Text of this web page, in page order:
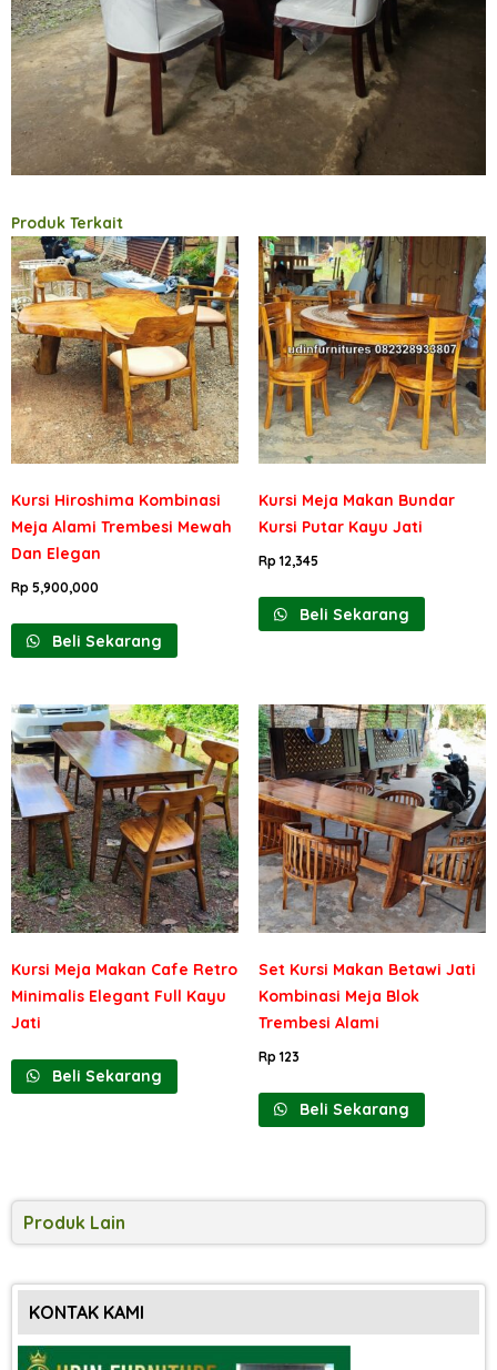
Produk Terkait
Kursi Hiroshima Kombinasi
Meja Alami Trembesi Mewah
Dan Elegan
Rp 5,900,000
Beli Sekarang
Kursi Meja Makan Bundar
Kursi Putar Kayu Jati
Rp12,345
Beli Sekarang
Kursi Meja Makan Cafe Retro
Minimalis Elegant Full Kayu
Jati
Beli Sekarang
Set Kursi Makan Betawi Jati
Kombinasi Meja Blok
Trembesi Alami
Rp123
Beli Sekarang
Produk Lain
KONTAK KAMI